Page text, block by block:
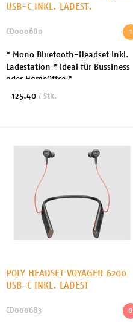
USB-C INKL. LADEST.
1
CD000680
* Mono Bluetooth-Headset inkl.
Ladestation * Ideal für Bussiness
oder HomeOffce *
Geräuschisolierendes Design *
125.40 / Stk.
POLY HEADSET VOYAGER 6200
USB-C INKL. LADEST
0
CD000683